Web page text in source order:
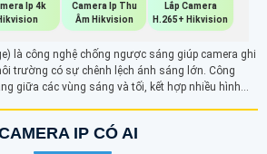
Ip 4k
Camera Ip Thu
Âm Hikvision
Lắp Camera
H.265+ Hikvision
là công nghệ chống ngược sáng giúp camera ghi
trường có sự chênh lệch ánh sáng lớn. Công
giữa các vùng sáng và tối, kết hợp nhiều hình
ảnh khi gặp ánh sáng mạnh.
IP CÓ AI